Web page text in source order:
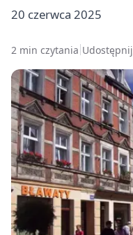
20 czerwca 2025
2 min czytania Udostępnij